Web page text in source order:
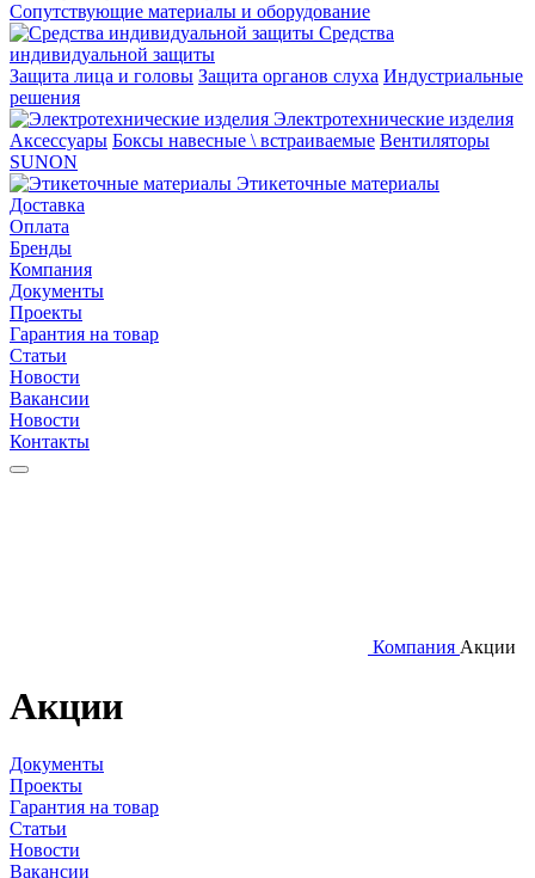
Сопутствующие материалы и оборудование
Средства
индивидуальной защиты
Защита лица и головы Защита органов слуха Индустриальные
решения
Электротехнические изделия
Аксессуары Боксы навесные \ встраиваемые Вентиляторы
SUNON
Этикеточные материалы
Доставка
Оплата
Бренды
Компания
Документы
Проекты
Гарантия на товар
Статьи
Новости
Вакансии
Новости
Контакты
Компания Акции
Акции
Документы
Проекты
Гарантия на товар
Статьи
Новости
Вакансии